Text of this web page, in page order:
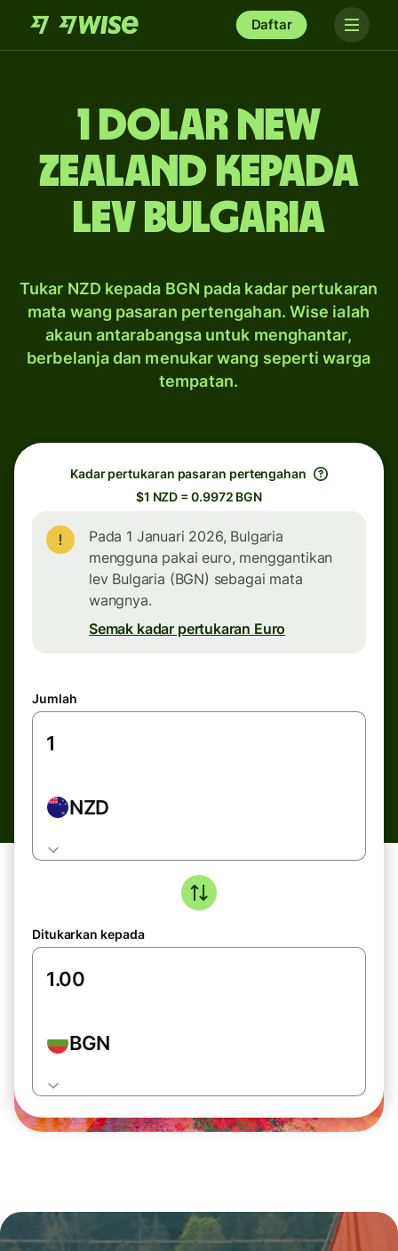
Daftar
1 dolar New
Zealand kepada
lev Bulgaria
Tukar NZD kepada BGN pada kadar pertukaran
mata wang pasaran pertengahan. Wise ialah
akaun antarabangsa untuk menghantar,
berbelanja dan menukar wang seperti warga
tempatan.
Kadar pertukaran pasaran pertengahan
$1 NZD = 0.9972 BGN
Pada 1 Januari 2026, Bulgaria
mengguna pakai euro, menggantikan
lev Bulgaria (BGN) sebagai mata
wangnya.
Semak kadar pertukaran Euro
Jumlah
NZD
Ditukarkan kepada
BGN